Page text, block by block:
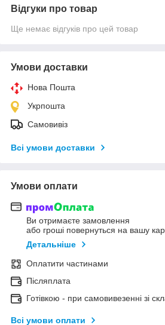
Відгуки про товар
Ще немає відгуків про цей товар
Умови доставки
Нова Пошта
Укрпошта
Самовивіз
Всі умови доставки
Умови оплати
Ви отримаєте замовлення
або гроші повернуться на вашу
Детальніше
Оплатити частинами
Післяплата
Готівкою - при самовивезенні зі
Всі умови оплати